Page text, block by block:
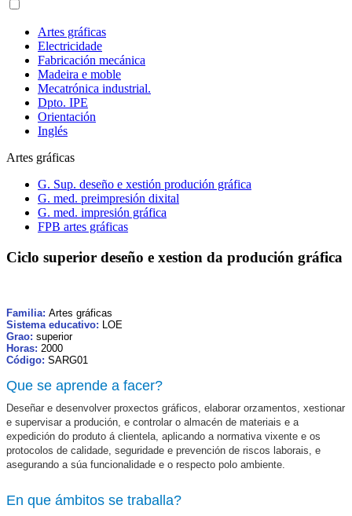
Artes gráficas
Electricidade
Fabricación mecánica
Madeira e moble
Mecatrónica industrial.
Dpto. IPE
Orientación
Inglés
Artes gráficas
G. Sup. deseño e xestión produción gráfica
G. med. preimpresión dixital
G. med. impresión gráfica
FPB artes gráficas
Ciclo superior deseño e xestion da produción gráfica
Familia: Artes gráficas
Sistema educativo: LOE
Grao: superior
Horas: 2000
Código: SARG01
Que se aprende a facer?
Deseñar e desenvolver proxectos gráficos, elaborar orzamentos, xestionar
e supervisar a produción, e controlar o almacén de materiais e a
expedición do produto á clientela, aplicando a normativa vixente e os
protocolos de calidade, seguridade e prevención de riscos laborais, e
asegurando a súa funcionalidade e o respecto polo ambiente.
En que ámbitos se traballa?